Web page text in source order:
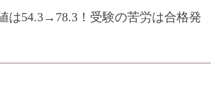
は54.3→78.3！受験の苦労は合格発